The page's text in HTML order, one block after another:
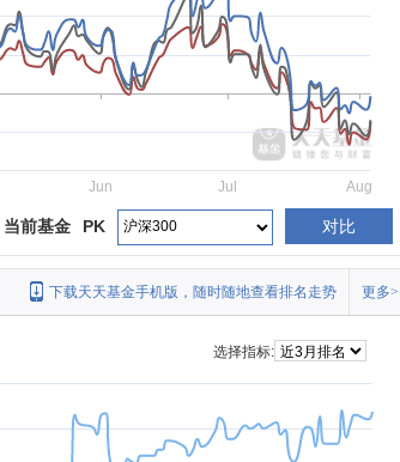
Jun Jul Aug
对比
PK
当前基金
更多>
下载天天基金手机版，随时随地查看排名走势
选择指标: